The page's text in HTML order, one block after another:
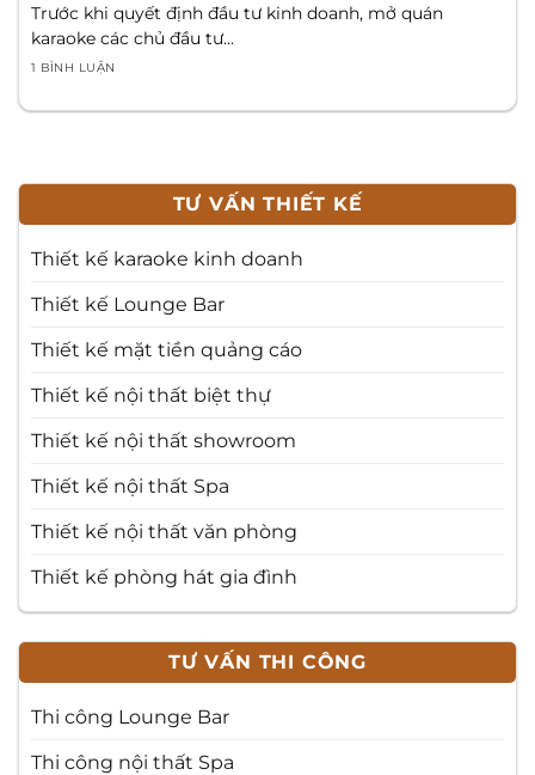
Trước khi quyết định đầu tư kinh doanh, mở quán
karaoke các chủ đầu tư...
1 BÌNH LUẬN
TƯ VẤN THIẾT KẾ
Thiết kế karaoke kinh doanh
Thiết kế Lounge Bar
Thiết kế mặt tiền quảng cáo
Thiết kế nội thất biệt thự
Thiết kế nội thất showroom
Thiết kế nội thất Spa
Thiết kế nội thất văn phòng
Thiết kế phòng hát gia đình
TƯ VẤN THI CÔNG
Thi công Lounge Bar
Thi công nội thất Spa